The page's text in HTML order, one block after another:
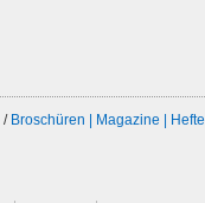
/ Broschüren | Magazine | Hefte